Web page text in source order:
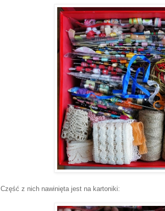
Część z nich nawinięta jest na kartoniki: